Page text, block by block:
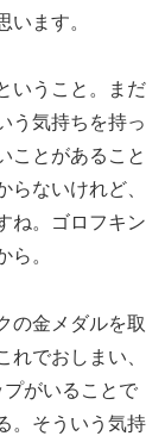
います。
いうこと。まだ
う気持ちを持っ
ことがあること
らないけれど、
ね。ゴロフキン
ら。
の金メダルを取
れでおしまい、
がいることで
。そういう気持